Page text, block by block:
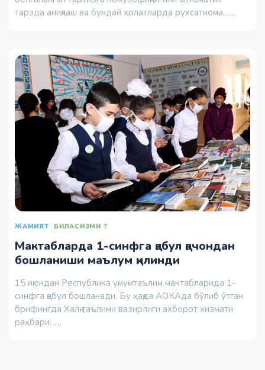
тарзда аниқлаш ва бундай ҳолатларда рухсатнома…...
ЖАМИЯТ БИЛАСИЗМИ ?
Мактабларда 1-синфга қабул қачондан
бошланиши маълум қилинди
15 июндан Республика умумтаълим мактабларида 1-
синфга қабул бошланади. Бу ҳақда АОКАда бўлиб ўтган
брифингда Халқ таълими вазирлиги ахборот хизмати
раҳбари…...